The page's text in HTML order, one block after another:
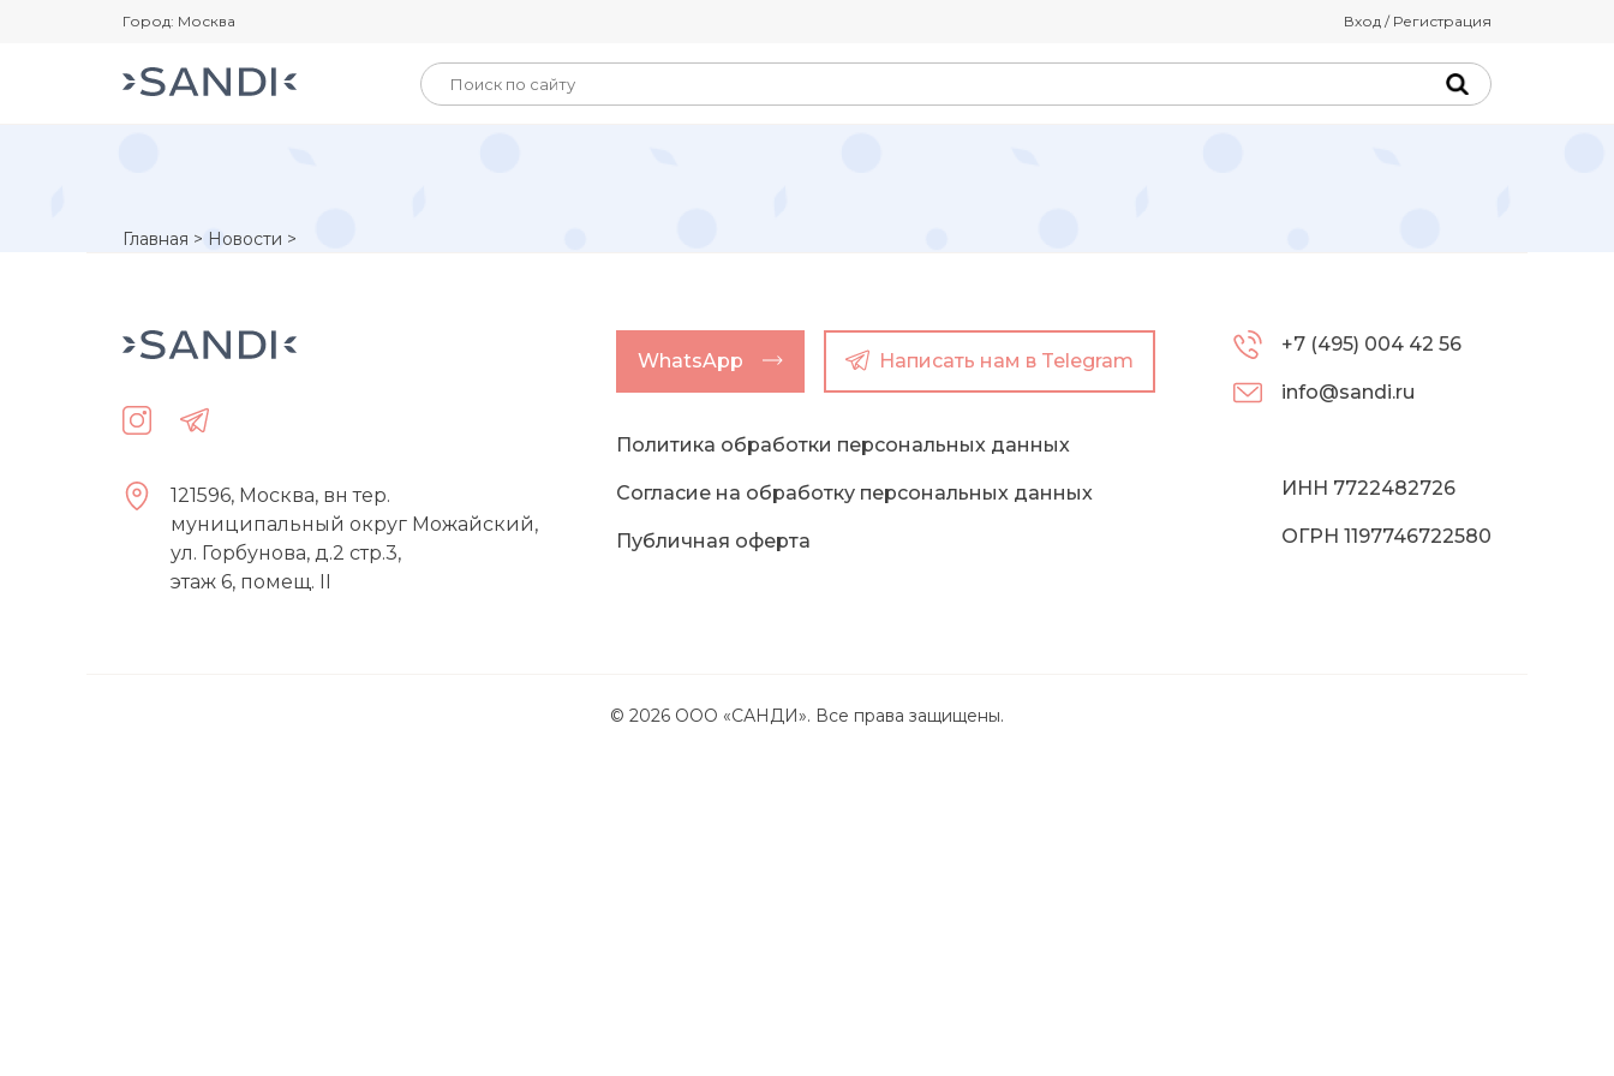
Город: Москва Вход / Регистрация
Главная > Новости >
121596, Москва, вн тер.
муниципальный округ Можайский,
ул. Горбунова, д.2 стр.3,
этаж 6, помещ. II
WhatsApp Написать нам в Telegram
Политика обработки персональных данных
Согласие на обработку персональных данных
Публичная оферта
+7 (495) 004 42 56
info@sandi.ru
ИНН 7722482726
ОГРН 1197746722580
© 2026 ООО «САНДИ». Все права защищены.